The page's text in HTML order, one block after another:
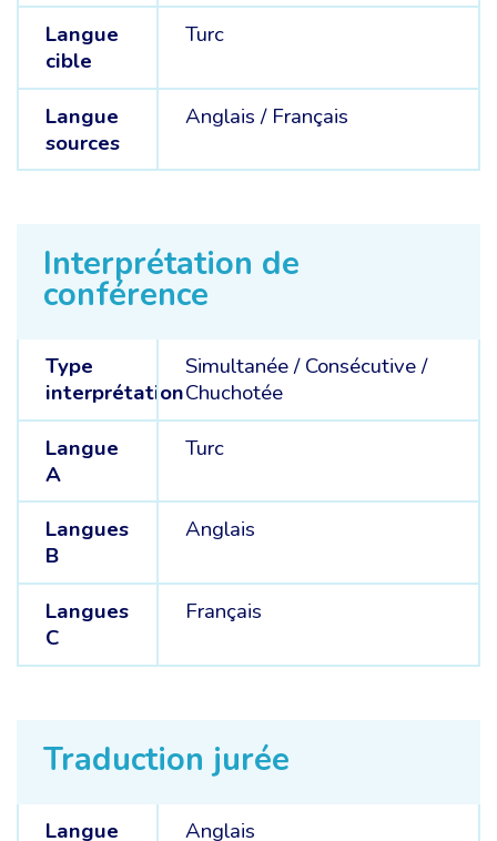
Langue
cible
Turc
Langue
sources
Anglais / Français
Interprétation de
conférence
Type
interprétation
Simultanée/Consécutive/
Chuchotée
Langue
A
Turc
Langues
B
Anglais
Langues
C
Français
Traduction jurée
Langue
Anglais